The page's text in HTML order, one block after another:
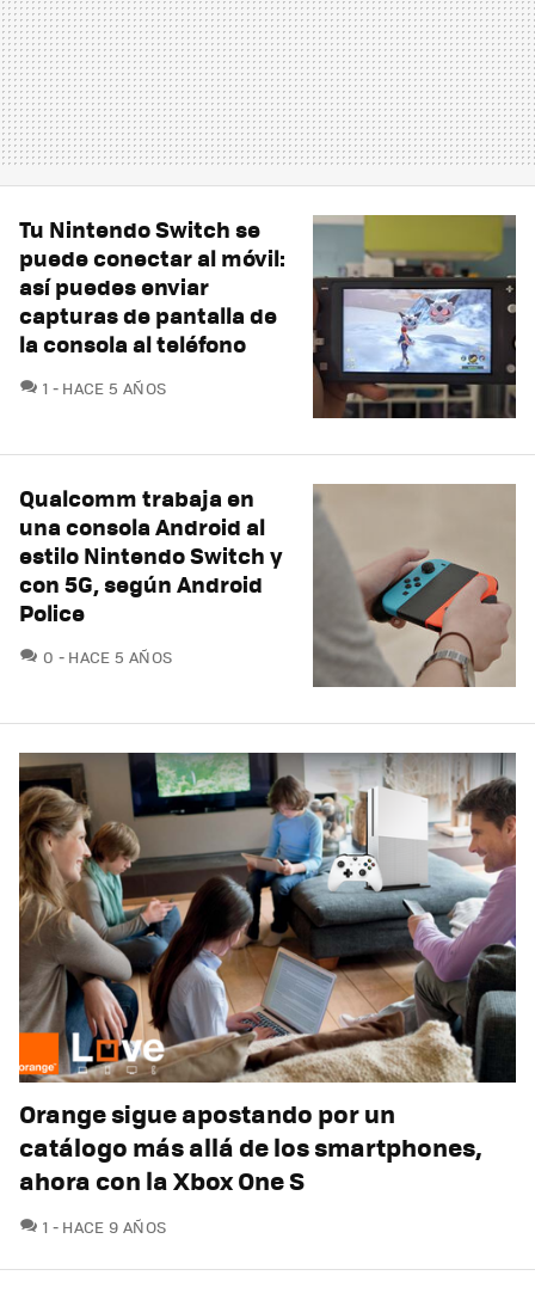
Tu Nintendo Switch se
puede conectar al móvil:
así puedes enviar
capturas de pantalla de
la consola al teléfono
1 COMENTARIOS
HACE 5 AÑOS
Qualcomm trabaja en
una consola Android al
estilo Nintendo Switch y
con 5G, según Android
Police
0 COMENTARIOS
HACE 5 AÑOS
Orange sigue apostando por un
catálogo más allá de los smartphones,
ahora con la Xbox One S
1 COMENTARIOS
HACE 9 AÑOS